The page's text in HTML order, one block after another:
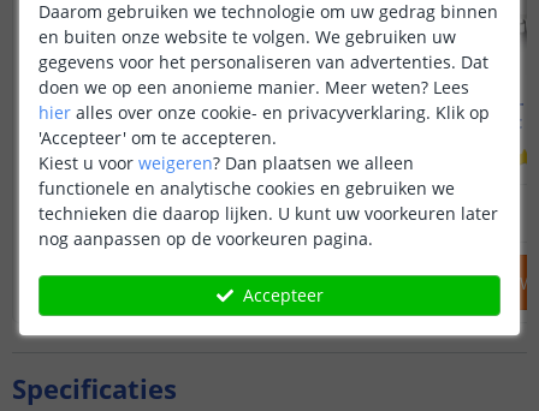
Yeelight - E27 fitting
8 watt - RGBWW
OP VOORRAAD 29 ,99
IN WINKELWAGEN
Yeelight -
4,8 watt
OP VOORRAAD
IN
Specificaties
Daarom gebruiken we technologie om uw gedrag binnen
en buiten onze website te volgen. We gebruiken uw
gegevens voor het personaliseren van advertenties. Dat
doen we op een anonieme manier. Meer weten? Lees
hier alles over onze cookie- en privacyverklaring. Klik op
'Accepteer' om te accepteren.
Kiest u voor weigeren? Dan plaatsen we alleen
functionele en analytische cookies en gebruiken we
technieken die daarop lijken. U kunt uw voorkeuren later
nog aanpassen op de voorkeuren pagina.
Accepteer